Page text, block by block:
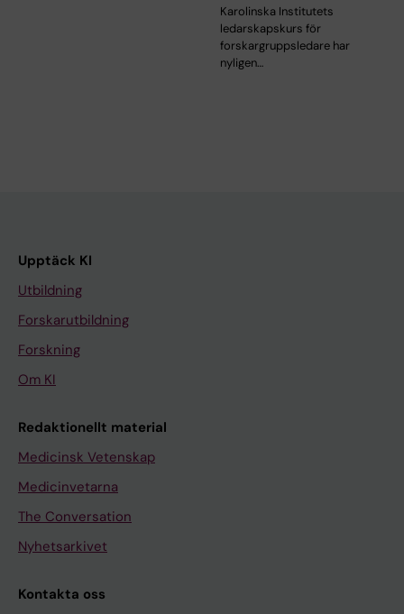
Karolinska Institutets
ledarskapskurs för
forskargruppsledare har
nyligen…
Upptäck KI
Utbildning
Forskarutbildning
Forskning
Om KI
Redaktionellt material
Medicinsk Vetenskap
Medicinvetarna
The Conversation
Nyhetsarkivet
Kontakta oss